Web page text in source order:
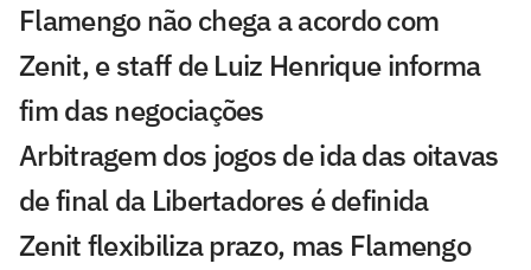
Flamengo não chega a acordo com
Zenit, e staff de Luiz Henrique informa
fim das negociações
Arbitragem dos jogos de ida das oitavas
de final da Libertadores é definida
Zenit flexibiliza prazo, mas Flamengo